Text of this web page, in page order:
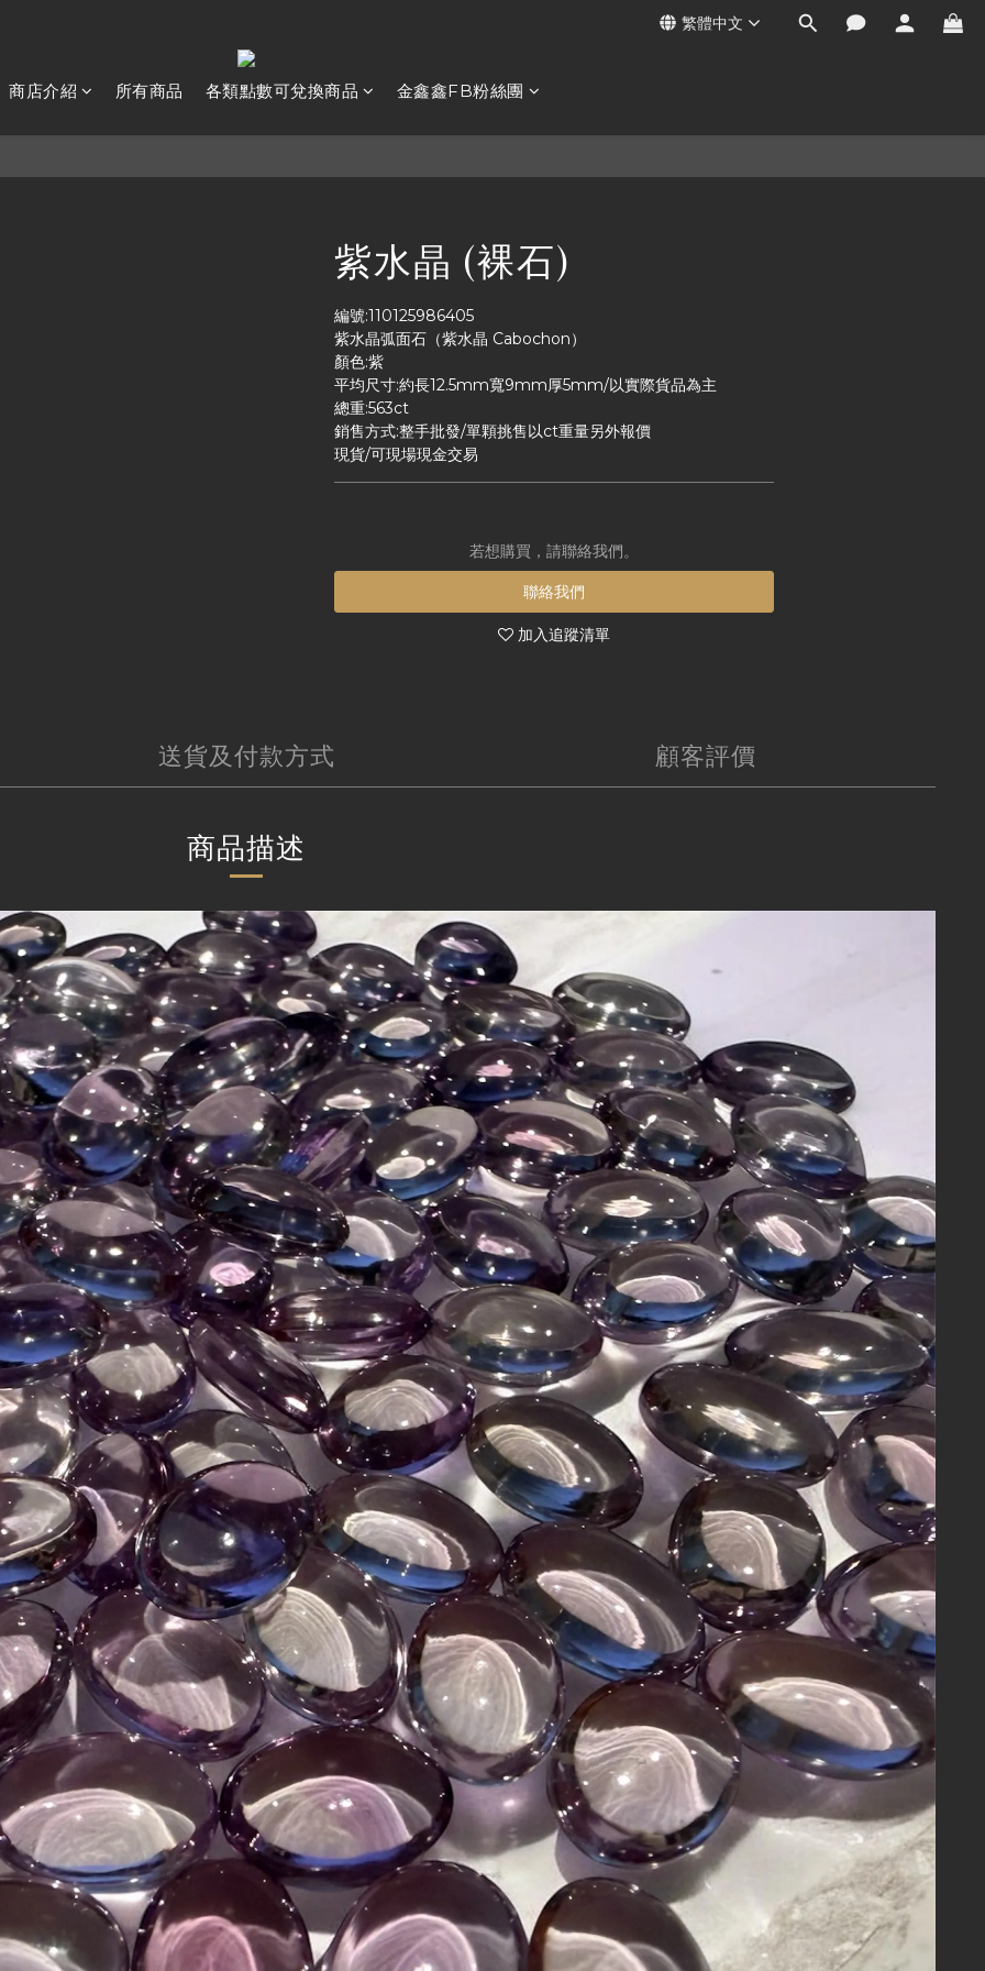
繁體中文
商店介紹 所有商品 各類點數可兌換商品 金鑫鑫FB粉絲團
紫水晶 (裸石)
編號:110125986405
紫水晶弧面石（紫水晶 Cabochon）
顏色:紫
平均尺寸:約長12.5mm寬9mm厚5mm/以實際貨品為主
總重:563ct
銷售方式:整手批發/單顆挑售以ct重量另外報價
現貨/可現場現金交易
若想購買，請聯絡我們。
聯絡我們
加入追蹤清單
送貨及付款方式 顧客評價
商品描述